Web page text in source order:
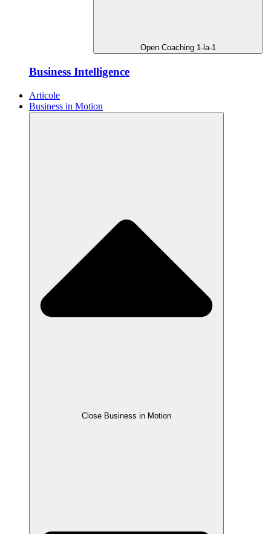
Open Coaching 1-la-1
Business Intelligence
Articole
Business in Motion
Close Business in Motion